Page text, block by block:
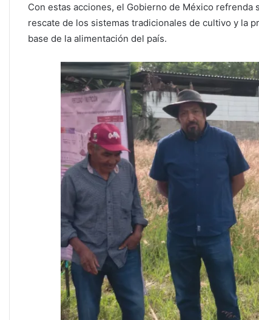
Con estas acciones, el Gobierno de México
rescate de los sistemas tradicionales de cultivo y la
base de la alimentación del país.